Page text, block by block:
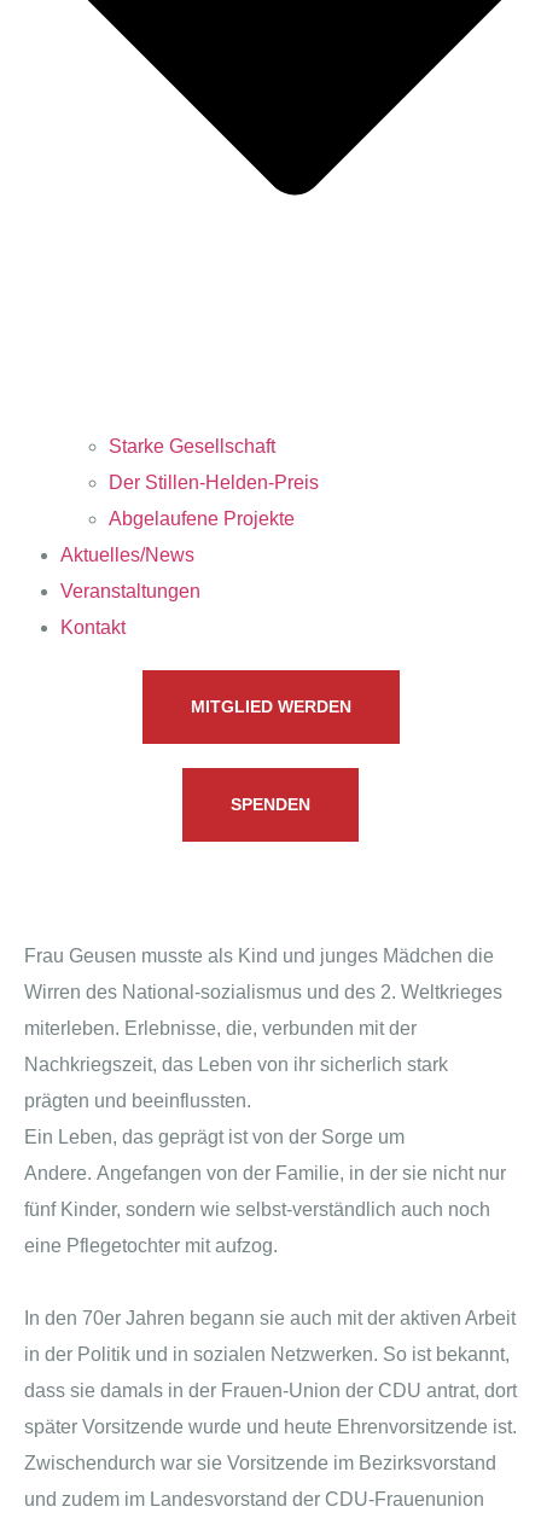
Starke Gesellschaft
Der Stillen-Helden-Preis
Abgelaufene Projekte
Aktuelles/News
Veranstaltungen
Kontakt
MITGLIED WERDEN
SPENDEN
Frau Geusen musste als Kind und junges Mädchen die
Wirren des National-sozialismus und des 2. Weltkrieges
miterleben. Erlebnisse, die, verbunden mit der
Nachkriegszeit, das Leben von ihr sicherlich stark
prägten und beeinflussten.
Ein Leben, das geprägt ist von der Sorge um
Andere. Angefangen von der Familie, in der sie nicht nur
fünf Kinder, sondern wie selbst-verständlich auch noch
eine Pflegetochter mit aufzog.
In den 70er Jahren begann sie auch mit der aktiven Arbeit
in der Politik und in sozialen Netzwerken. So ist bekannt,
dass sie damals in der Frauen-Union der CDU antrat, dort
später Vorsitzende wurde und heute Ehrenvorsitzende ist.
Zwischendurch war sie Vorsitzende im Bezirksvorstand
und zudem im Landesvorstand der CDU-Frauenunion